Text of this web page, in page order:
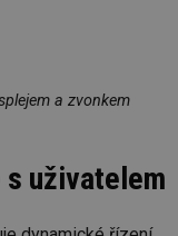
a zvonkem
uživatelem